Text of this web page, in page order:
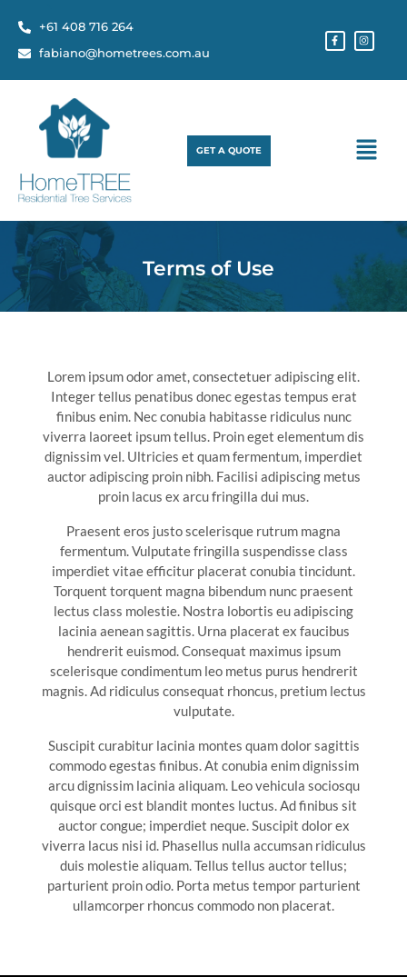
+61 408 716 264
fabiano@hometrees.com.au
GET A QUOTE
Terms of Use
Lorem ipsum odor amet, consectetuer adipiscing elit.
Integer tellus penatibus donec egestas tempus erat
finibus enim. Nec conubia habitasse ridiculus nunc
viverra laoreet ipsum tellus. Proin eget elementum dis
dignissim vel. Ultricies et quam fermentum, imperdiet
auctor adipiscing proin nibh. Facilisi adipiscing metus
proin lacus ex arcu fringilla dui mus.
Praesent eros justo scelerisque rutrum magna
fermentum. Vulputate fringilla suspendisse class
imperdiet vitae efficitur placerat conubia tincidunt.
Torquent torquent magna bibendum nunc praesent
lectus class molestie. Nostra lobortis eu adipiscing
lacinia aenean sagittis. Urna placerat ex faucibus
hendrerit euismod. Consequat maximus ipsum
scelerisque condimentum leo metus purus hendrerit
magnis. Ad ridiculus consequat rhoncus, pretium lectus
vulputate.
Suscipit curabitur lacinia montes quam dolor sagittis
commodo egestas finibus. At conubia enim dignissim
arcu dignissim lacinia aliquam. Leo vehicula sociosqu
quisque orci est blandit montes luctus. Ad finibus sit
auctor congue; imperdiet neque. Suscipit dolor ex
viverra lacus nisi id. Phasellus nulla accumsan ridiculus
duis molestie aliquam. Tellus tellus auctor tellus;
parturient proin odio. Porta metus tempor parturient
ullamcorper rhoncus commodo non placerat.